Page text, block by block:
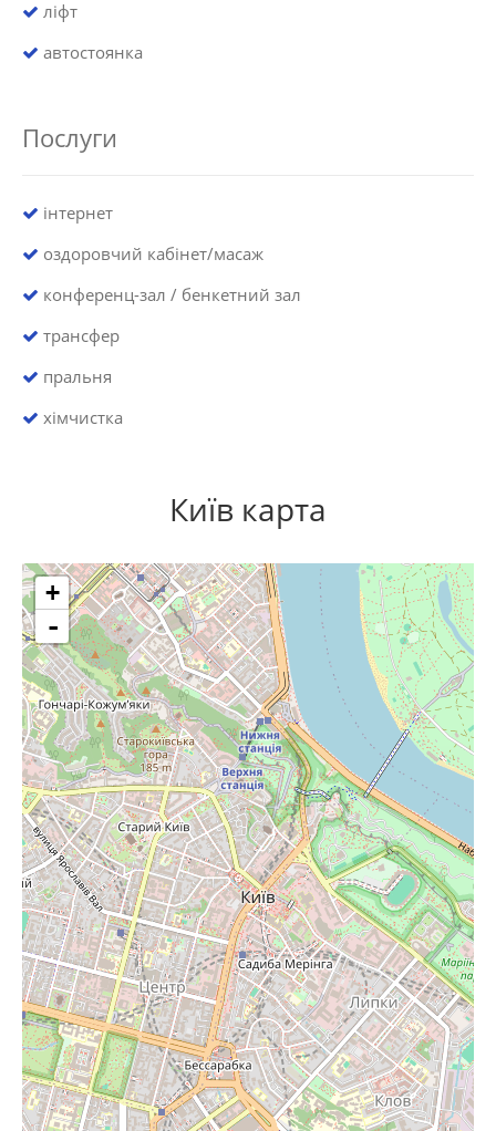
ліфт
автостоянка
Послуги
інтернет
оздоровчий кабінет/масаж
конференц-зал / бенкетний зал
трансфер
пральня
хімчистка
Київ карта
+
-